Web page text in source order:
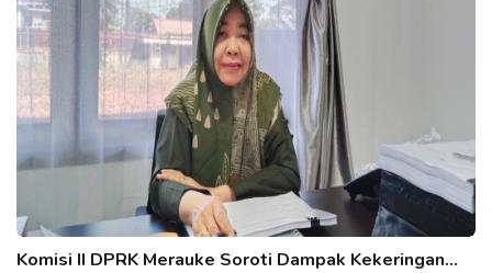
Komisi II DPRK Merauke Soroti Dampak Kekeringan…